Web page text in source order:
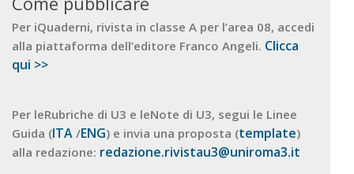
Per iQuaderni, rivista in classe A per l’area 08, accedi
alla piattaforma dell’editore Franco Angeli. Clicca
qui >>
Per leRubriche di U3 e leNote di U3, segui le Linee
Guida (ITA /ENG) e invia una proposta (template)
alla redazione: redazione.rivistau3@uniroma3.it